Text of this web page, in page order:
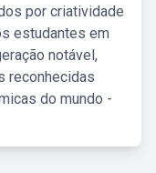
por criatividade
estudantes em
notável,
reconhecidas
do mundo -